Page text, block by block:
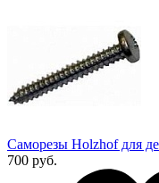
Саморезы Holzhof для
700 руб.